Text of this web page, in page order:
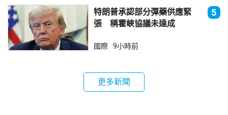
特朗普承認部分彈藥供應緊
張 稱霍峽協議未達成
5
國際 9小時前
更多新聞